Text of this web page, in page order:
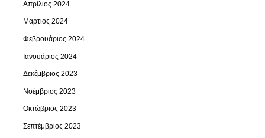
Απρίλιος 2024
Μάρτιος 2024
Φεβρουάριος 2024
Ιανουάριος 2024
Δεκέμβριος 2023
Νοέμβριος 2023
Οκτώβριος 2023
Σεπτέμβριος 2023